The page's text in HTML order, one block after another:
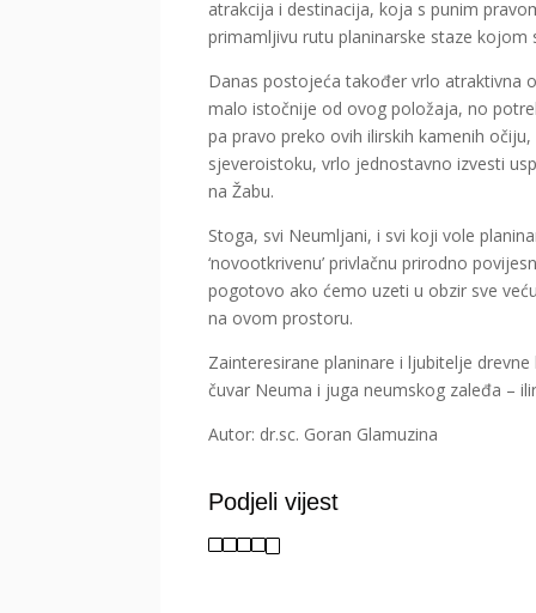
atrakcija i destinacija, koja s punim
primamljivu rutu planinarske staze kojom
Danas postojeća također vrlo atraktivna
malo istočnije od ovog položaja, no
pa pravo preko ovih ilirskih kamenih
sjeveroistoku, vrlo jednostavno izvesti
na Žabu.
Stoga, svi Neumljani, i svi koji vole
‘novootkrivenu’ privlačnu prirodno
pogotovo ako ćemo uzeti u obzir sve
na ovom prostoru.
Zainteresirane planinare i ljubitelje
čuvar Neuma i juga neumskog zaleđa –
Autor: dr.sc. Goran Glamuzina
Podjeli vijest